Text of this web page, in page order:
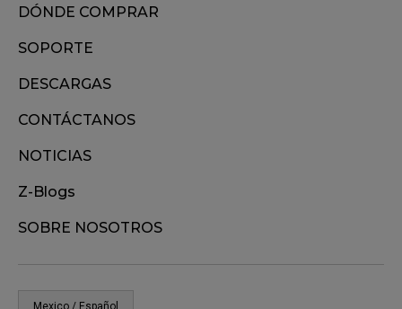
DÓNDE COMPRAR
SOPORTE
DESCARGAS
CONTÁCTANOS
NOTICIAS
Z-Blogs
SOBRE NOSOTROS
Mexico / Español